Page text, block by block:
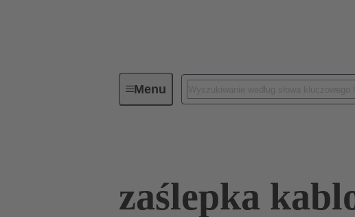
MenuZłącza przemysłowe / Han®
zaślepka